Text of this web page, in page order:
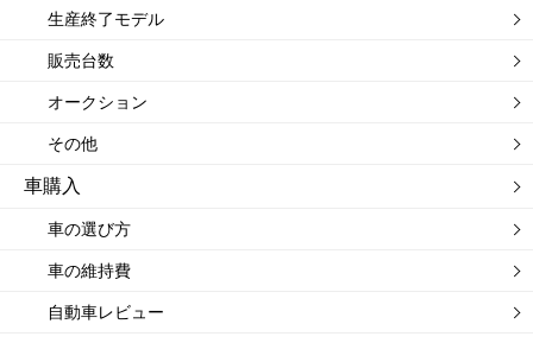
生産終了モデル
販売台数
オークション
その他
車購入
車の選び方
車の維持費
自動車レビュー